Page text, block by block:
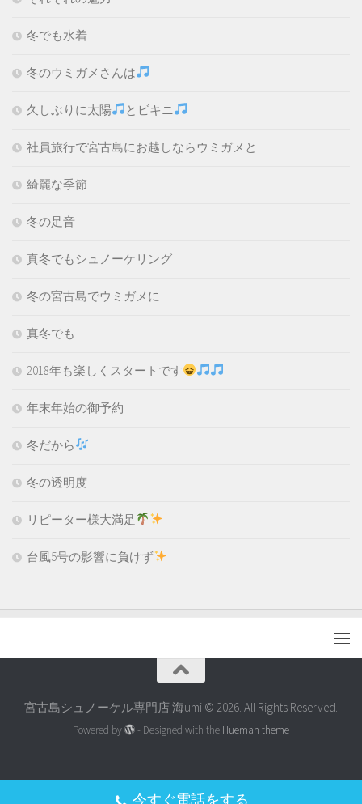
冬でも水着
冬のウミガメさんは
久しぶりに太陽 とビキニ
社員旅行で宮古島にお越しならウミガメと
綺麗な季節
冬の足音
真冬でもシュノーケリング
冬の宮古島でウミガメに
真冬でも
2018年も楽しくスタートです
年末年始の御予約
冬だから
冬の透明度
リピーター様大満足
台風5号の影響に負けず
宮古島シュノーケル専門店 海umi © 2026. All Rights Reserved.
Powered by - Designed with the Hueman theme
今すぐ電話をする